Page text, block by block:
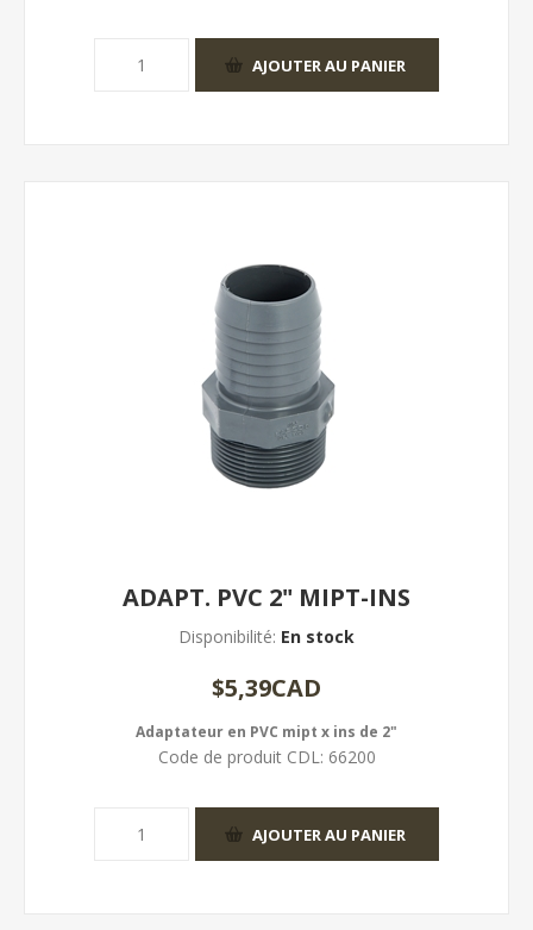
ADAPT. PVC 2" MIPT-INS
Disponibilité: En stock
$5,39CAD
Adaptateur en PVC mipt x ins de 2"
Code de produit CDL: 66200